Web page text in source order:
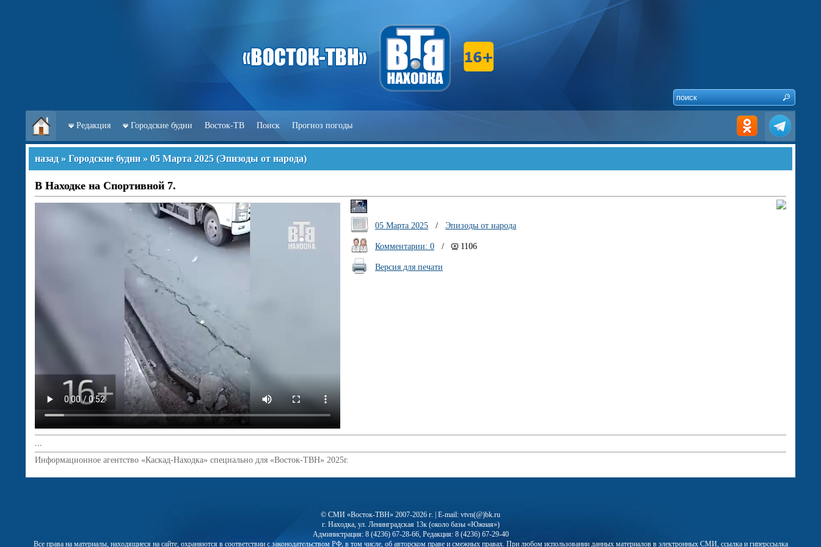
Редакция Городские будни Восток-ТВ Поиск Прогноз погоды
назад » Городские будни » 05 Марта 2025 (Эпизоды от народа)
В Находке на Спортивной 7.
05 Марта 2025 / Эпизоды от народа
Комментарии: 0 / 1106
Версия для печати
...
Информационное агентство «Каскад-Находка» специально для «Восток-ТВН» 2025г.
© СМИ «Восток-ТВН» 2007-2026 г. | E-mail: vtvn(@)bk.ru
г. Находка, ул. Ленинградская 13к (около базы «Южная»)
Администрация: 8 (4236) 67-28-66, Редакция: 8 (4236) 67-29-40
Все права на материалы, находящиеся на сайте, охраняются в соответствии с законодательством РФ, в том числе, об авторском праве и смежных правах. При любом использовании данных материалов в электронных СМИ, ссылка и гиперссылка